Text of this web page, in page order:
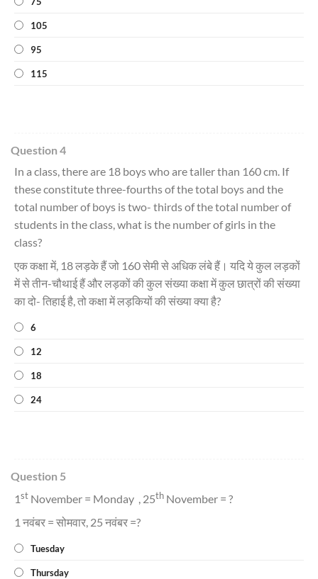
105
95
115
Question 4
In a class, there are 18 boys who are taller than 160 cm. If
these constitute three-fourths of the total boys and the
total number of boys is two- thirds of the total number of
students in the class, what is the number of girls in the
class?
एक कक्षा में, 18 लड़के हैं जो 160 सेमी से अधिक लंबे हैं। यदि ये कुल लड़कों
में से तीन-चौथाई हैं और लड़कों की कुल संख्या कक्षा में कुल छात्रों की संख्या
का दो- तिहाई है, तो कक्षा में लड़कियों की संख्या क्या है?
6
12
18
24
Question 5
1st November = Monday , 25th November = ?
1 नवंबर = सोमवार, 25 नवंबर =?
Tuesday
Thursday